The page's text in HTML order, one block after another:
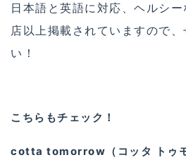
日本語と英語に対応、ヘルシ
店以上掲載されていますので
い！
こちらもチェック！
cotta tomorrow（コッタ トゥモ